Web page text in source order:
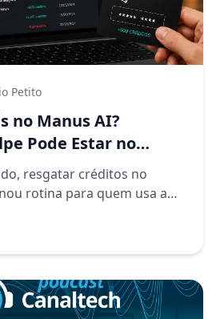
Petito
no Manus AI?
Pode Estar no
resgatar créditos no
rotina para quem usa a
é simples na teoria: